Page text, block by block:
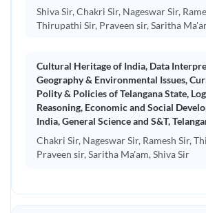
All Video Courses
అన్ని పునర్విమర్శ బ్యాచ్‌లు Yes
Interview Preparations
ఇంటర్వ్యూ సన్నాహాలు Yes
BEST VALUE FOR MONEY
Shiva Sir, Chakri Sir, Nageswar Sir,
Thirupathi Sir, Praveen sir, Saritha
Cultural Heritage of India, Data
Geography & Environmental Issues,
Polity & Policies of Telangana State,
Reasoning, Economic and Social
India, General Science and S&T,
Chakri Sir, Nageswar Sir, Ramesh Sir,
Praveen sir, Saritha Ma'am, Shiva Sir